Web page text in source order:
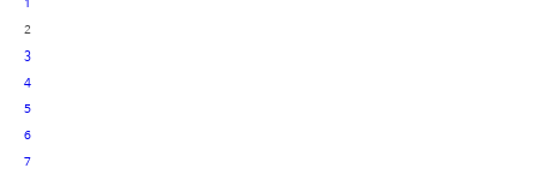
1
2
3
4
5
6
7